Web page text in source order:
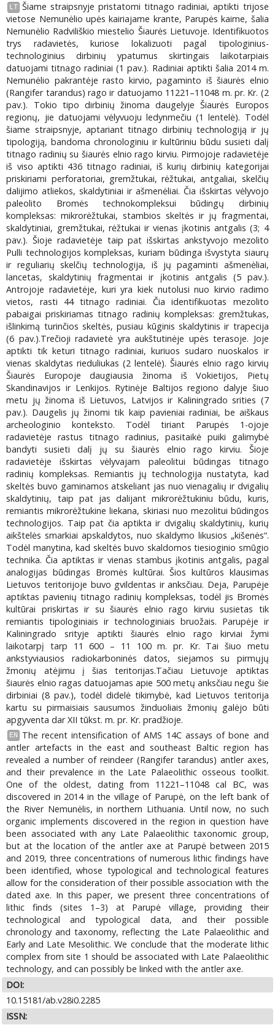
LT Šiame straipsnyje pristatomi titnago radiniai, aptikti trijose
vietose Nemunėlio upės kairiajame krante, Parupės kaime, šalia
Nemunėlio Radviliškio miestelio Šiaurės Lietuvoje. Identifikuotos
trys radavietės, kuriose lokalizuoti pagal tipologinius-
technologinius dirbinių ypatumus skirtingais laikotarpiais
datuojami titnago radiniai (1 pav.). Radiniai aptikti šalia 2014 m.
Nemunėlio pakrantėje rasto kirvio, pagaminto iš šiaurės elnio
(Rangifer tarandus) rago ir datuojamo 11221–11048 m. pr. Kr. (2
pav.). Tokio tipo dirbinių žinoma daugelyje Šiaurės Europos
regionų, jie datuojami vėlyvuoju ledynmečiu (1 lentelė). Todėl
šiame straipsnyje, aptariant titnago dirbinių technologiją ir jų
tipologiją, bandoma chronologiniu ir kultūriniu būdu susieti dalį
titnago radinių su šiaurės elnio rago kirviu. Pirmojoje radavietėje
iš viso aptikti 436 titnago radiniai, iš kurių dirbinių kategorijai
priskiriami perforatoriai, gremžtukai, rėžtukai, antgaliai, skelčių
dalijimo atliekos, skaldytiniai ir ašmenėliai. Čia išskirtas vėlyvojo
paleolito Bromės technokompleksui būdingų dirbinių
kompleksas: mikrorėžtukai, stambios skeltės ir jų fragmentai,
skaldytiniai, gremžtukai, rėžtukai ir vienas įkotinis antgalis (3; 4
pav.). Šioje radavietėje taip pat išskirtas ankstyvojo mezolito
Pulli technologijos kompleksas, kuriam būdinga išvystyta siaurų
ir reguliarių skelčių technologija, iš jų pagaminti ašmenėliai,
lancetas, skaldytinių fragmentai ir įkotinis antgalis (5 pav.).
Antrojoje radavietėje, kuri yra kiek nutolusi nuo kirvio radimo
vietos, rasti 44 titnago radiniai. Čia identifikuotas mezolito
pabaigai priskiriamas titnago radinių kompleksas: gremžtukas,
išlinkimą turinčios skeltės, pusiau kūginis skaldytinis ir trapecija
(6 pav.).Trečioji radavietė yra aukštutinėje upės terasoje. Joje
aptikti tik keturi titnago radiniai, kuriuos sudaro nuoskalos ir
vienas skaldytas rieduliukas (2 lentelė). Šiaurės elnio rago kirvių
Šiaurės Europoje daugiausia žinoma iš Vokietijos, Pietų
Skandinavijos ir Lenkijos. Rytinėje Baltijos regiono dalyje šiuo
metu jų žinoma iš Lietuvos, Latvijos ir Kaliningrado srities (7
pav.). Daugelis jų žinomi tik kaip pavieniai radiniai, be aiškaus
archeologinio konteksto. Todėl tiriant Parupės 1-ojoje
radavietėje rastus titnago radinius, pasitaikė puiki galimybė
bandyti susieti dalį jų su šiaurės elnio rago kirviu. Šioje
radavietėje išskirtas vėlyvajam paleolitui būdingas titnago
radinių kompleksas. Remiantis jų technologija nustatyta, kad
skeltės buvo gaminamos atskeliant jas nuo vienagalių ir dvigalių
skaldytinių, taip pat jas dalijant mikrorėžtukiniu būdu, kuris,
remiantis mikrorėžtukine liekana, skiriasi nuo mezolitui būdingos
technologijos. Taip pat čia aptikta ir dvigalių skaldytinių, kurių
aikštelės smarkiai apskaldytos, nuo skaldymo likusios „kišenės“.
Todėl manytina, kad skeltės buvo skaldomos tiesioginio smūgio
technika. Čia aptiktas ir vienas stambus įkotinis antgalis, pagal
analogijas būdingas Bromės kultūrai. Šios kultūros klausimas
Lietuvos teritorijoje buvo gvildentas ir anksčiau. Deja, Parupėje
aptiktas pavienių titnago radinių kompleksas, todėl jis Bromės
kultūrai priskirtas ir su šiaurės elnio rago kirviu susietas tik
remiantis tipologiniais ir technologiniais bruožais. Parupėje ir
Kaliningrado srityje aptikti šiaurės elnio rago kirviai žymi
laikotarpį tarp 11 600 – 11 100 m. pr. Kr. Tai šiuo metu
ankstyviausios radiokarboninės datos, siejamos su pirmųjų
žmonių atėjimu į šias teritorijas.Tačiau Lietuvoje aptiktas
šiaurės elnio ragas datuojamas apie 500 metų anksčiau negu šie
dirbiniai (8 pav.), todėl didelė tikimybė, kad Lietuvos teritorija
kartu su pirmaisiais sausumos žinduoliais žmonių galėjo būti
apgyventa dar XII tūkst. m. pr. Kr. pradžioje.
EN
The recent intensification of AMS 14C assays of bone and
antler artefacts in the east and southeast Baltic region has
revealed a number of reindeer (Rangifer tarandus) antler axes,
and their prevalence in the Late Palaeolithic osseous toolkit.
One of the oldest, dating from 11221–11048 cal BC, was
discovered in 2014 in the village of Parupė, on the left bank of
the River Nemunėlis, in northern Lithuania. Until now, no such
organic implements discovered in the region in question have
been associated with any Late Palaeolithic taxonomic group,
but at the location of the antler axe at Parupė between 2015
and 2019, three concentrations of numerous lithic findings have
been identified, whose typological and technological features
allow for the consideration of their possible association with the
dated axe. In this paper, we present three concentrations of
lithic finds (sites 1–3) at Parupė village, providing their
technological and typological data, and their possible
chronology and taxonomy, reflecting the Late Palaeolithic and
Early and Late Mesolithic. We conclude that the moderate lithic
complex from site 1 should be associated with Late Palaeolithic
technology, and can possibly be linked with the antler axe.
DOI:
10.15181/ab.v28i0.2285
ISSN: